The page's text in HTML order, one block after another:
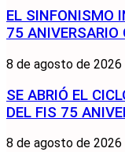
EL SINFONISMO
75 ANIVERSARIO
8 de agosto de 2026
SE ABRIÓ EL
DEL FIS 75
8 de agosto de 2026